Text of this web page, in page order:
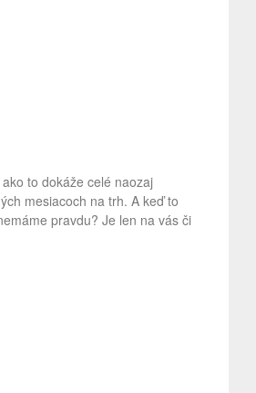
to dokáže celé naozaj
mesiacoch na trh. A keď to
pravdu? Je len na vás či